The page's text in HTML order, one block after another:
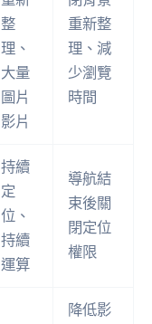
整
理、
大量
圖片
影片
重新整
理、減
少瀏覽
時間
持續
定
位、
持續
運算
導航結
束後關
閉定位
權限
降低影